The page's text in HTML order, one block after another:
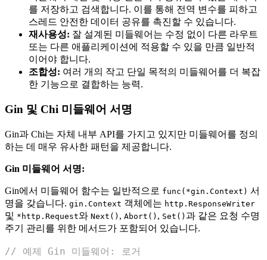
를 저장하고 검색합니다. 이를 통해 전역 변수를 피하고
스레드 안전한 데이터 공유를 촉진할 수 있습니다.
재사용성: 잘 설계된 미들웨어는 수정 없이 다른 라우트
또는 다른 애플리케이션에 적용할 수 있을 만큼 일반적
이어야 합니다.
조합성: 여러 개의 작고 단일 목적의 미들웨어를 더 복잡
한 기능으로 결합하는 능력.
Gin 및 Chi 미들웨어 서명
Gin과 Chi는 자체 내부 API를 가지고 있지만 미들웨어를 정의
하는 데 매우 유사한 패턴을 제공합니다.
Gin 미들웨어 서명:
Gin에서 미들웨어 함수는 일반적으로 func(*gin.Context) 서
명을 갖습니다. gin.Context 객체에는 http.ResponseWriter
및 *http.Request와 Next() , Abort() , Set() 과 같은 요청 수명
주기 관리를 위한 메서드가 포함되어 있습니다.
// 예제 Gin 미들웨어: 로거